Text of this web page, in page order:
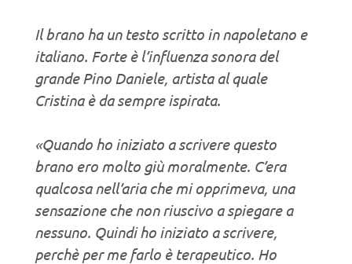
Il brano ha un testo scritto in napoletano e
italiano. Forte è l’influenza sonora del
grande Pino Daniele, artista al quale
Cristina è da sempre ispirata.
«Quando ho iniziato a scrivere questo
brano ero molto giù moralmente. C’era
qualcosa nell’aria che mi opprimeva, una
sensazione che non riuscivo a spiegare a
nessuno. Quindi ho iniziato a scrivere,
perchè per me farlo è terapeutico. Ho